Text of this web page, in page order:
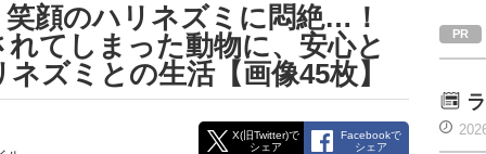
顔のハリネズミに悶絶…！
てしまった動物に、安心と
ズミとの生活【画像45枚】
X(旧Twitter)で
シェア
Facebookで
シェア